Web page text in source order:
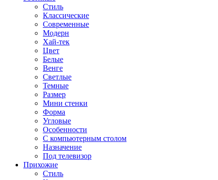
Стиль
Классические
Современные
Модерн
Хай-тек
Цвет
Белые
Венге
Светлые
Темные
Размер
Мини стенки
Форма
Угловые
Особенности
С компьютерным столом
Назначение
Под телевизор
Прихожие
Стиль